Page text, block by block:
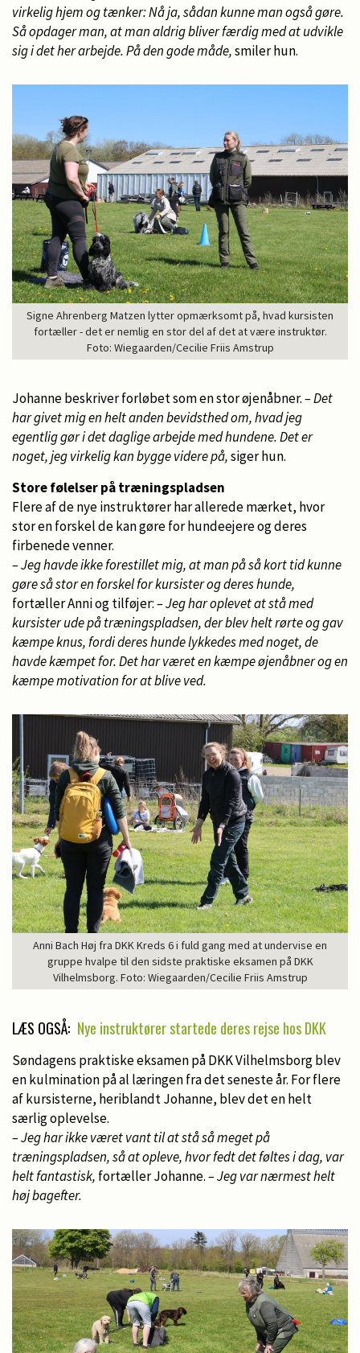
virkelig hjem og tænker: Nå ja, sådan kunne man også gøre.
Så opdager man, at man aldrig bliver færdig med at udvikle
sig i det her arbejde. På den gode måde,smiler hun.
Signe Ahrenberg Matzen lytter opmærksomt på, hvad kursisten
fortæller - det er nemlig en stor del af det at være instruktør.
Foto: Wiegaarden/Cecilie Friis Amstrup
Johanne beskriver forløbet som en stor øjenåbner.– Det
har givet mig en helt anden bevidsthed om, hvad jeg
egentlig gør i det daglige arbejde med hundene. Det er
noget, jeg virkelig kan bygge videre på,siger hun.
Store følelser på træningspladsen
Flere af de nye instruktører har allerede mærket, hvor
stor en forskel de kan gøre for hundeejere og deres
firbenede venner.
– Jeg havde ikke forestillet mig, at man på så kort tid kunne
gøre så stor en forskel for kursister og deres hunde,
fortæller Anni og tilføjer:– Jeg har oplevet at stå med
kursister ude på træningspladsen, der blev helt rørte og gav
kæmpe knus, fordi deres hunde lykkedes med noget, de
havde kæmpet for. Det har været en kæmpe øjenåbner og en
kæmpe motivation for at blive ved.
Anni Bach Høj fra DKK Kreds 6 i fuld gang med at undervise en
gruppe hvalpe til den sidste praktiske eksamen på DKK
Vilhelmsborg. Foto: Wiegaarden/Cecilie Friis Amstrup
LÆS OGSÅ: Nye instruktører startede deres rejse hos DKK
Søndagens praktiske eksamen på DKK Vilhelmsborg blev
en kulmination på al læringen fra det seneste år. For flere
af kursisterne, heriblandt Johanne, blev det en helt
særlig oplevelse.
– Jeg har ikke været vant til at stå så meget på
træningspladsen, så at opleve, hvor fedt det føltes i dag, var
helt fantastisk, fortæller Johanne.– Jeg var nærmest helt
høj bagefter.